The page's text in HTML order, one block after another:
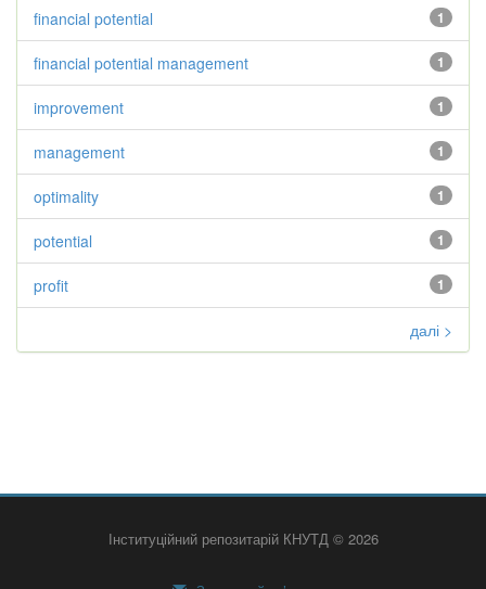
1
financial potential
1
financial potential management
1
improvement
1
management
1
optimality
1
potential
1
profit
далі >
Інституційний репозитарій КНУТД © 2026